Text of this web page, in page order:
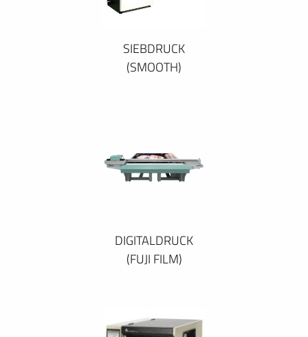
SIEBDRUCK
(SMOOTH)
DIGITALDRUCK
(FUJI FILM)